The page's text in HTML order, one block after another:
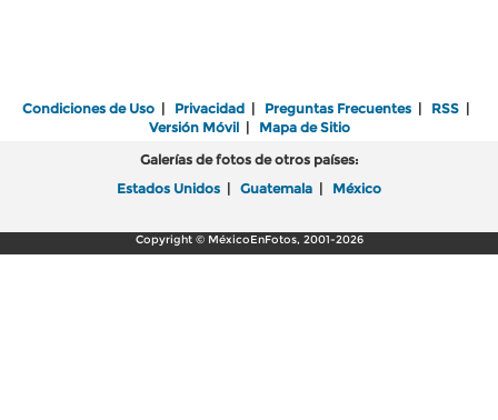
Condiciones de Uso | Privacidad | Preguntas Frecuentes | RSS |
Versión Móvil| Mapa de Sitio
Galerías de fotos de otros países:
Estados Unidos | Guatemala | México
Copyright © MéxicoEnFotos, 2001-2026